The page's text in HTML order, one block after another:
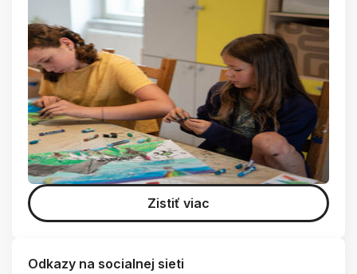
Zistiť viac
Odkazy na socialnej sieti